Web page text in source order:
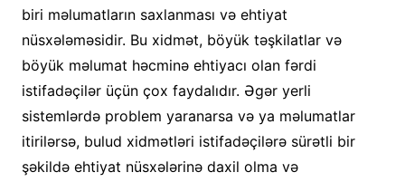
biri məlumatların saxlanması və ehtiyat
nüsxələməsidir. Bu xidmət, böyük təşkilatlar və
böyük məlumat həcminə ehtiyacı olan fərdi
istifadəçilər üçün çox faydalıdır. Əgər yerli
sistemlərdə problem yaranarsa və ya məlumatlar
itirilərsə, bulud xidmətləri istifadəçilərə sürətli bir
şəkildə ehtiyat nüsxələrinə daxil olma və